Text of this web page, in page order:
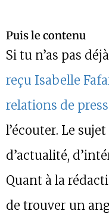
Puis le contenu
Si tu n’as pas
reçu Isabelle
relations de
l’écouter. Le
d’actualité,
Quant à la
de trouver un